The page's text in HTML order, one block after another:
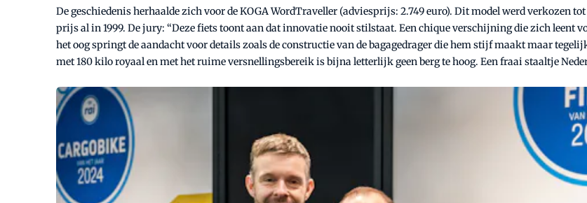
De geschiedenis herhaalde zich voor de KOGA WordTraveller (adviesprijs: 2.749 euro). Dit model werd verkozen
prijs al in 1999. De jury: “Deze fiets toont aan dat innovatie nooit stilstaat. Een chique verschijning die zich leent
het oog springt de aandacht voor details zoals de constructie van de bagagedrager die hem stijf maakt maar
met 180 kilo royaal en met het ruime versnellingsbereik is bijna letterlijk geen berg te hoog. Een fraai staaltje